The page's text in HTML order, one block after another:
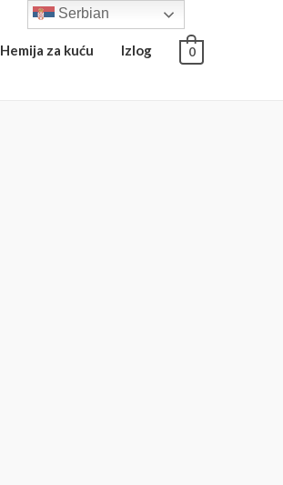
Hemija za kuću Izlog 0
Serbian